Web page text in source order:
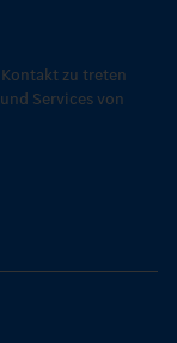
zu treten
Services von